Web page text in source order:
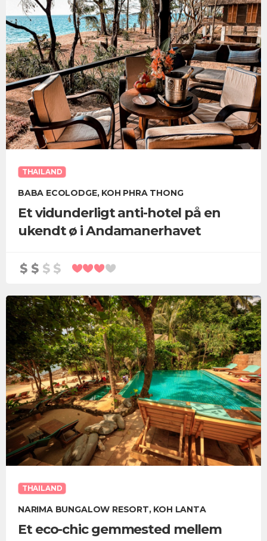
THAILAND
BABA ECOLODGE, KOH PHRA THONG
Et vidunderligt anti-hotel på en
ukendt ø i Andamanerhavet
THAILAND
NARIMA BUNGALOW RESORT, KOH LANTA
Et eco-chic gemmested mellem